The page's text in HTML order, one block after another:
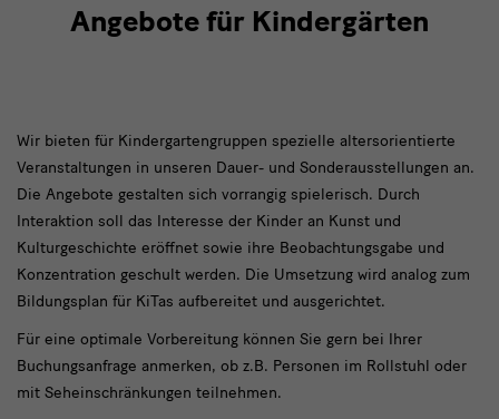
für
Angebote für Kindergärten
Wir bieten für Kindergartengruppen spezielle altersorientierte
Veranstaltungen in unseren Dauer- und Sonderausstellungen an.
Die Angebote gestalten sich vorrangig spielerisch. Durch
Interaktion soll das Interesse der Kinder an Kunst und
Kulturgeschichte eröffnet sowie ihre Beobachtungsgabe und
Konzentration geschult werden. Die Umsetzung wird analog zum
Bildungsplan für KiTas aufbereitet und ausgerichtet.
Für eine optimale Vorbereitung können Sie gern bei Ihrer
Buchungsanfrage anmerken, ob z.B. Personen im Rollstuhl oder
mit Seheinschränkungen teilnehmen.